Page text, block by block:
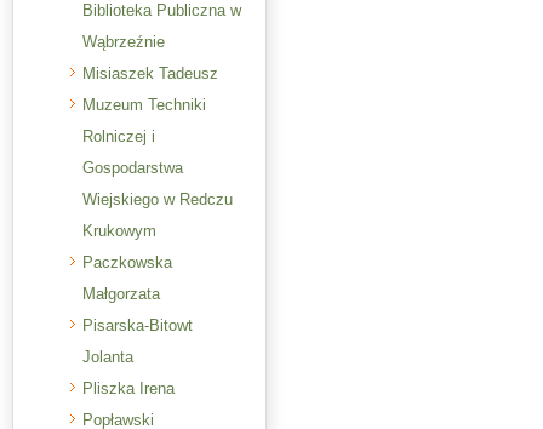
Biblioteka Publiczna w
Wąbrzeźnie
Misiaszek Tadeusz
Muzeum Techniki
Rolniczej i
Gospodarstwa
Wiejskiego w Redczu
Krukowym
Paczkowska
Małgorzata
Pisarska-Bitowt
Jolanta
Pliszka Irena
Popławski